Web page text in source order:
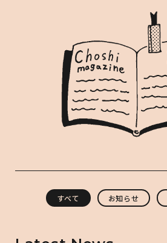
すべて お知らせ